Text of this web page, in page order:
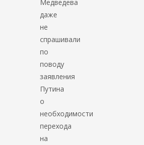
Медведева
даже
не
спрашивали
по
поводу
заявления
Путина
о
необходимости
перехода
на